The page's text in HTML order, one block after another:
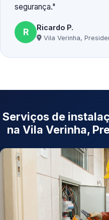
segurança.
R Ricardo P.
Vila Verinha,
Serviços de
na Vila Verinha,